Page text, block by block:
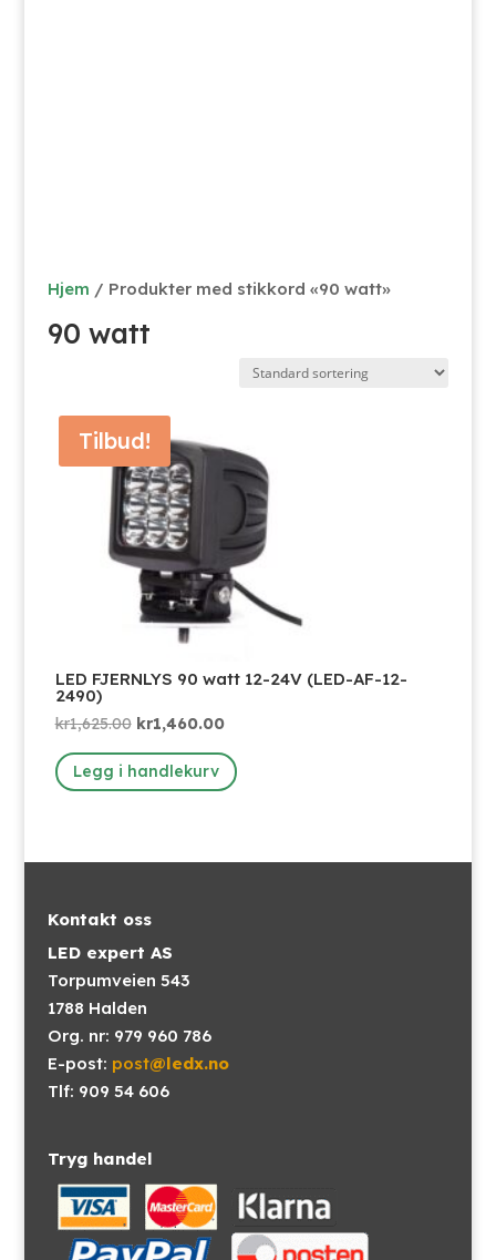
Hjem / Produkter med stikkord «90 watt»
90 watt
Tilbud!
LED FJERNLYS 90 watt 12-24V (LED-AF-12-
2490)
kr1,625.00 Opprinnelig
pris
var:
kr1,460.00Nåværende
pris
er:
Legg i handlekurv
Kontakt oss
LED expert AS
Torpumveien 543
1788 Halden
Org. nr: 979 960 786
E-post: post@ledx.no
Tlf: 909 54 606
Tryg handel